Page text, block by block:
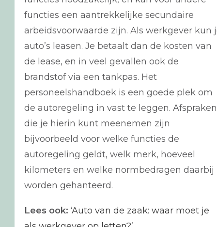
functies een aantrekkelijke secundaire
arbeidsvoorwaarde zijn. Als werkgever kun
auto’s leasen. Je betaalt dan de kosten van
de lease, en in veel gevallen ook de
brandstof via een tankpas. Het
personeelshandboek is een goede plek om
de autoregeling in vast te leggen. Afspraken
die je hierin kunt meenemen zijn
bijvoorbeeld voor welke functies de
autoregeling geldt, welk merk, hoeveel
kilometers en welke normbedragen daarbij
worden gehanteerd.
Lees ook: ‘Auto van de zaak: waar moet je